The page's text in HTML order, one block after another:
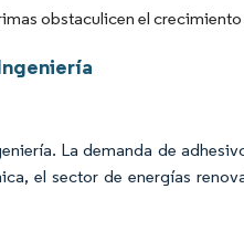
obstaculicen el
La demanda de
el sector de energías